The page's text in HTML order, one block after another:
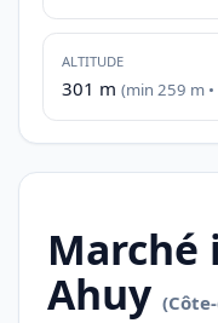
ALTITUDE
301 m (min 259 m
Marché
Ahuy